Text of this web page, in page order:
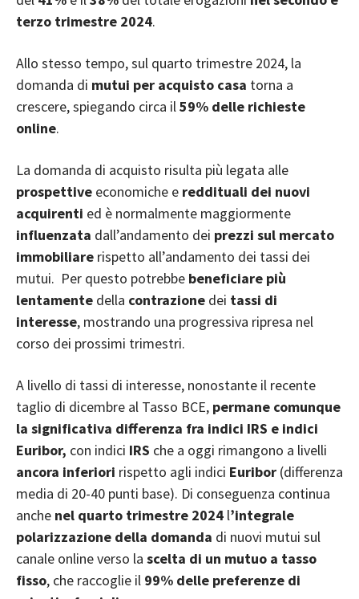
terzo trimestre 2024.
Allo stesso tempo, sul quarto trimestre 2024, la
domanda di mutui per acquisto casa torna a
crescere, spiegando circa il59% delle richieste
online.
La domanda di acquisto risulta più legata alle
prospettive economiche e reddituali dei nuovi
acquirenti ed è normalmente maggiormente
influenzata dall’andamento dei prezzi sul mercato
immobiliare rispetto all’andamento dei tassi dei
mutui. Per questo potrebbe beneficiare più
lentamente della contrazione dei tassi di
interesse, mostrando una progressiva ripresa nel
corso dei prossimi trimestri.
A livello di tassi di interesse, nonostante il recente
taglio di dicembre al Tasso BCE, permane comunque
la significativa differenza fra indici IRS e indici
Euribor, con indici IRS che a oggi rimangono a livelli
ancora inferiori rispetto agli indici Euribor (differenza
media di 20-40 punti base). Di conseguenza continua
anche nel quarto trimestre 2024 l’integrale
polarizzazione della domanda di nuovi mutui sul
canale online verso la scelta di un mutuo a tasso
fisso, che raccoglie il 99% delle preferenze di